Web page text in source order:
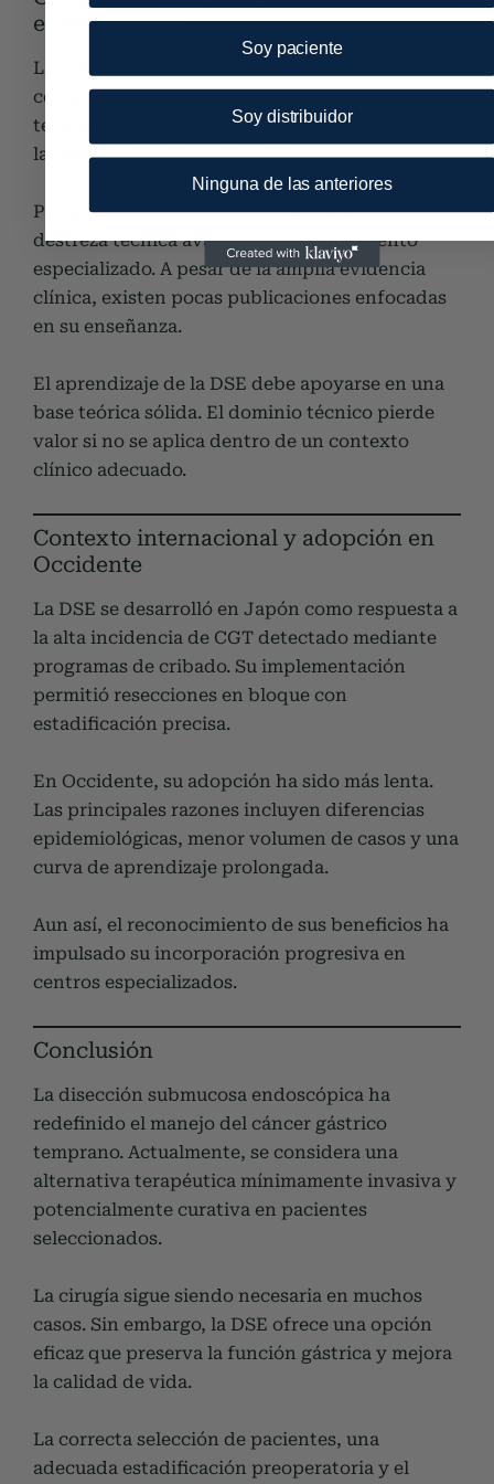
entrenamiento
La DSE se asocia con una mayor incidencia de
complicaciones en comparación con otras
técnicas endoscópicas. Las más frecuentes son
la hemorragia y la perforación.
Por esta razón, su ejecución requiere una
destreza técnica avanzada y entrenamiento
especializado. A pesar de la amplia evidencia
clínica, existen pocas publicaciones enfocadas
en su enseñanza.
El aprendizaje de la DSE debe apoyarse en una
base teórica sólida. El dominio técnico pierde
valor si no se aplica dentro de un contexto
clínico adecuado.
Contexto internacional y adopción en
Occidente
La DSE se desarrolló en Japón como respuesta a
la alta incidencia de CGT detectado mediante
programas de cribado. Su implementación
permitió resecciones en bloque con
estadificación precisa.
En Occidente, su adopción ha sido más lenta.
Las principales razones incluyen diferencias
epidemiológicas, menor volumen de casos y una
curva de aprendizaje prolongada.
Aun así, el reconocimiento de sus beneficios ha
impulsado su incorporación progresiva en
centros especializados.
Conclusión
La disección submucosa endoscópica ha
redefinido el manejo del cáncer gástrico
temprano. Actualmente, se considera una
alternativa terapéutica mínimamente invasiva y
potencialmente curativa en pacientes
seleccionados.
La cirugía sigue siendo necesaria en muchos
casos. Sin embargo, la DSE ofrece una opción
eficaz que preserva la función gástrica y mejora
la calidad de vida.
La correcta selección de pacientes, una
adecuada estadificación preoperatoria y el
Soy paciente
Soy distribuidor
Ninguna de las anteriores